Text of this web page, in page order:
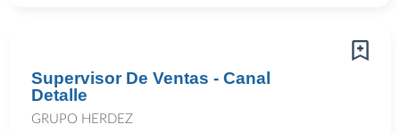
Supervisor De Ventas - Canal
Detalle
GRUPO HERDEZ